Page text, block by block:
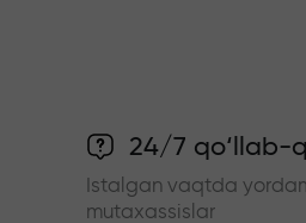
24/7 qo‘llab-
Istalgan vaqtda
mutaxassislar